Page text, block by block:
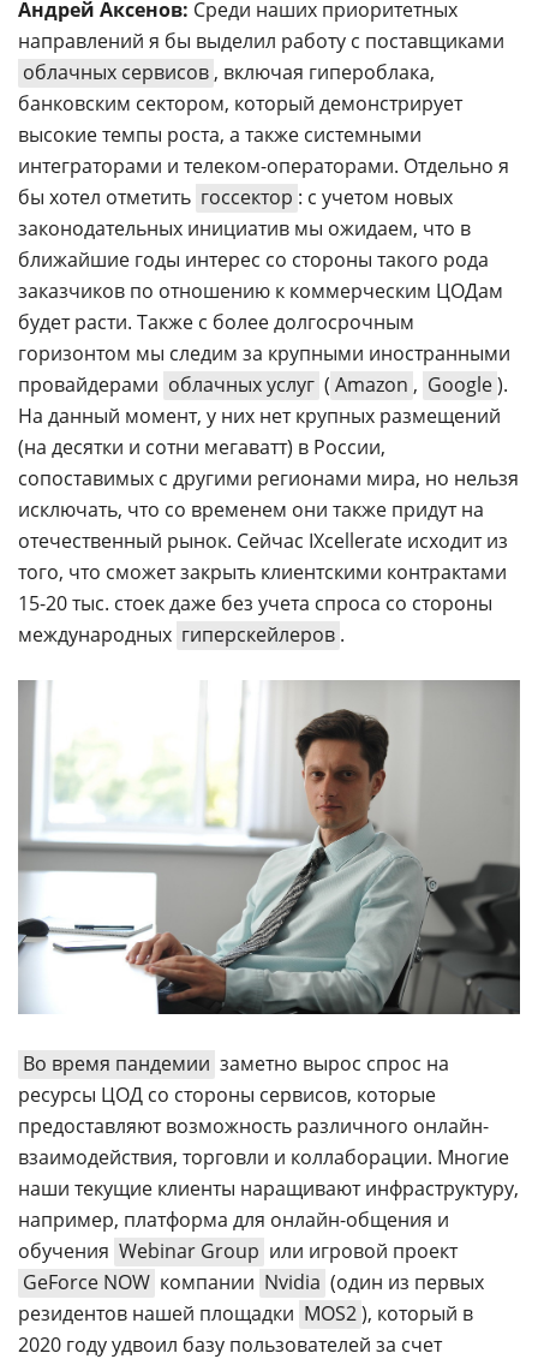
Андрей Аксенов: Среди наших приоритетных
направлений я бы выделил работу с поставщиками
облачных сервисов , включая гипероблака,
банковским сектором, который демонстрирует
высокие темпы роста, а также системными
интеграторами и телеком-операторами. Отдельно я
бы хотел отметить госсектор : с учетом новых
законодательных инициатив мы ожидаем, что в
ближайшие годы интерес со стороны такого рода
заказчиков по отношению к коммерческим ЦОДам
будет расти. Также с более долгосрочным
горизонтом мы следим за крупными иностранными
провайдерами облачных услуг ( Amazon , Google).
На данный момент, у них нет крупных размещений
(на десятки и сотни мегаватт) в России,
сопоставимых с другими регионами мира, но нельзя
исключать, что со временем они также придут на
отечественный рынок. Сейчас IXcellerate исходит из
того, что сможет закрыть клиентскими контрактами
15-20 тыс. стоек даже без учета спроса со стороны
международных гиперскейлеров .
Во время пандемии заметно вырос спрос на
ресурсы ЦОД со стороны сервисов, которые
предоставляют возможность различного онлайн-
взаимодействия, торговли и коллаборации. Многие
наши текущие клиенты наращивают инфраструктуру,
например, платформа для онлайн-общения и
обучения Webinar Group или игровой проект
GeForce NOW компании Nvidia (один из первых
резидентов нашей площадки MOS2), который в
2020 году удвоил базу пользователей за счет